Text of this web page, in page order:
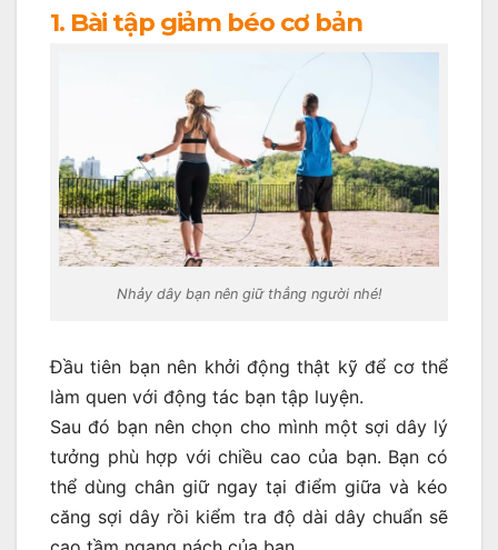
1. Bài tập giảm béo cơ bản
Nhảy dây bạn nên giữ thẳng người nhé!
Đầu tiên bạn nên khởi động thật kỹ để cơ thể
làm quen với động tác bạn tập luyện.
Sau đó bạn nên chọn cho mình một sợi dây lý
tưởng phù hợp với chiều cao của bạn. Bạn có
thể dùng chân giữ ngay tại điểm giữa và kéo
căng sợi dây rồi kiểm tra độ dài dây chuẩn sẽ